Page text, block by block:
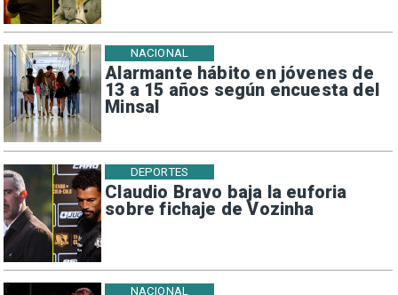
Alarmante hábito en jóvenes de
13 a 15 años según encuesta del
Minsal
NACIONAL
Claudio Bravo baja la euforia
sobre fichaje de Vozinha
DEPORTES
NACIONAL